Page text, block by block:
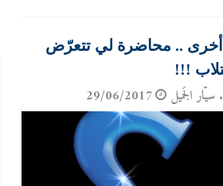
.. محاضرة لي تتعرّض
!!!
الجَميل 29/06/2017